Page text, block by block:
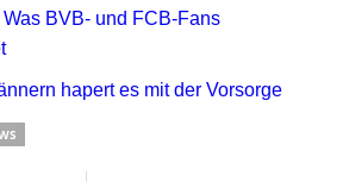
BVB- und FCB-Fans
hapert es mit der Vorsorge